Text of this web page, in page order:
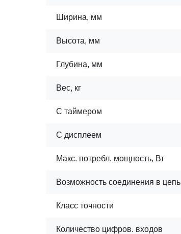
Ширина, мм
Высота, мм
Глубина, мм
Вес, кг
С таймером
С дисплеем
Макс. потребл. мощность, Вт
Возможность соединения в цепь
Класс точности
Количество цифров. входов